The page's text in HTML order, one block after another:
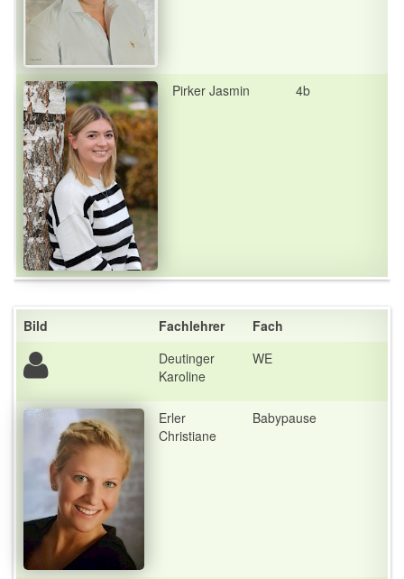
Pirker Jasmin 4b
Bild Fachlehrer
Fach
Deutinger
Karoline
WE
Erler
Christiane
Babypause